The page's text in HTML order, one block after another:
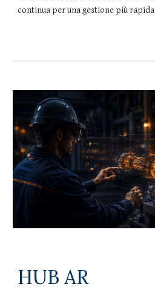
continua per una gestione più rapida
HUB AR